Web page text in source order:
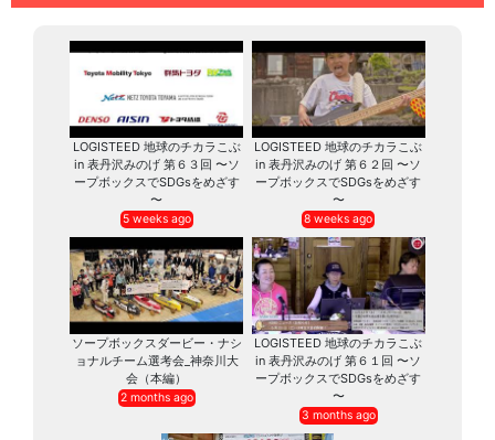
LOGISTEED 地球のチカラこぶ
in 表丹沢みのげ 第６３回 〜ソ
ープボックスでSDGsをめざす
〜
5 weeks ago
LOGISTEED 地球のチカラこぶ
in 表丹沢みのげ 第６２回 〜ソ
ープボックスでSDGsをめざす
〜
8 weeks ago
ソープボックスダービー・ナシ
ョナルチーム選考会_神奈川大
会（本編）
2 months ago
LOGISTEED 地球のチカラこぶ
in 表丹沢みのげ 第６１回 〜ソ
ープボックスでSDGsをめざす
〜
3 months ago